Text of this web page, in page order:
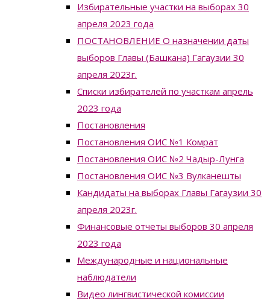
Избирательные участки на выборах 30
апреля 2023 года
ПОСТАНОВЛЕНИЕ О назначении даты
выборов Главы (Башкана) Гагаузии 30
апреля 2023г.
Списки избирателей по участкам апрель
2023 года
Постановления
Постановления ОИС №1 Комрат
Постановления ОИС №2 Чадыр-Лунга
Постановления ОИС №3 Вулканешты
Кандидаты на выборах Главы Гагаузии 30
апреля 2023г.
Финансовые отчеты выборов 30 апреля
2023 года
Международные и национальные
наблюдатели
Видео лингвистической комиссии